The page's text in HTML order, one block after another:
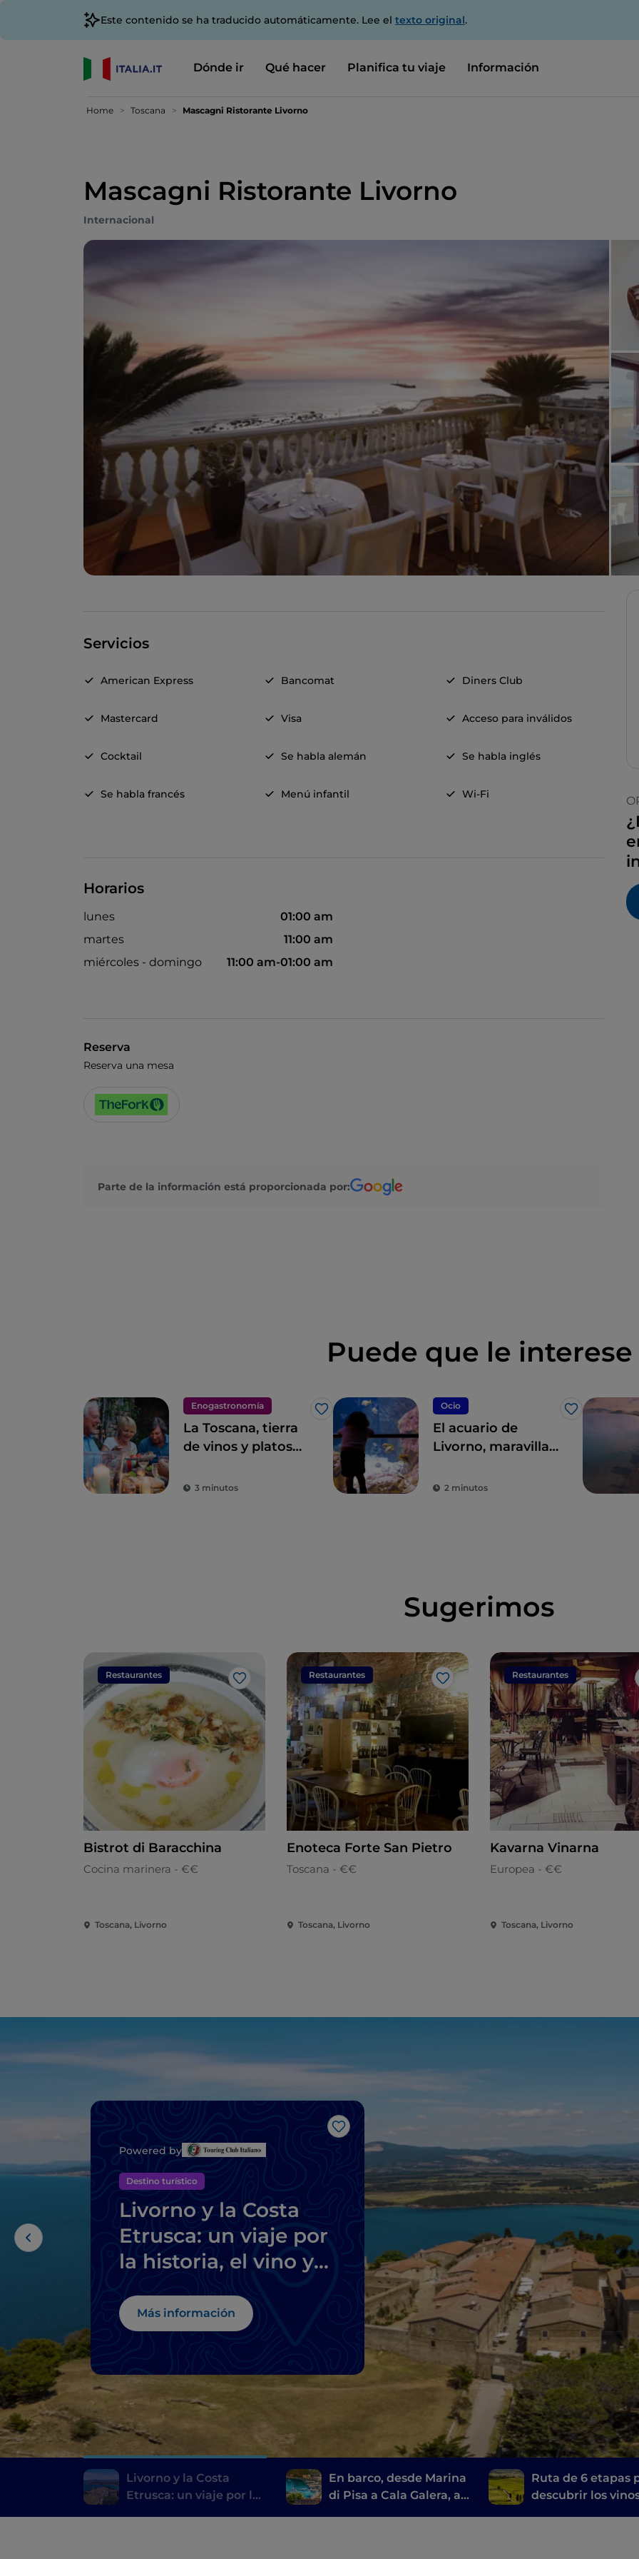
Este contenido se ha traducido automáticamente. Lee el texto original.
Dónde ir Qué hacer Planifica tu viaje Información
Home Toscana Mascagni Ristorante Livorno
Mascagni Ristorante Livorno
Internacional
Servicios
American Express Bancomat Diners Club
Mastercard Visa Acceso para inválidos
Cocktail Se habla alemán Se habla inglés
Se habla francés Menú infantil Wi-Fi
Horarios
lunes
01:00 am
martes
11:00 am
miércoles - domingo
11:00 am-01:00 am
Reserva
Reserva una mesa
Parte de la información está proporcionada por:
Puede que le interese
Enogastronomía
Me gusta
La Toscana, tierra
de vinos y platos
3 minutos
Ocio
Me gusta
El acuario de
Livorno, maravillas
2 minutos
Sugerimos
Restaurantes
Me gusta
Bistrot di Baracchina
Cocina marinera - €€
Toscana, Livorno
Restaurantes
Me gusta
Enoteca Forte San Pietro
Toscana - €€
Toscana, Livorno
Restaurantes
Kavarna Vinarna
Europea - €€
Toscana, Livorno
Me gusta
Powered by
Destino turístico
Livorno y la Costa
Etrusca: un viaje por
la historia, el vino y
Más información
Livorno y la Costa
Etrusca: un viaje por la
En barco, desde Marina
di Pisa a Cala Galera, a
Ruta de 6 etapas
descubrir los